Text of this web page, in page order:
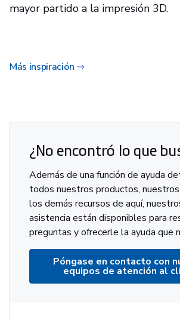
mayor partido a la impresión 3D.
Más inspiración
¿No encontró lo que
Además de una función de ayuda
todos nuestros productos,
los demás recursos de aquí,
asistencia están disponibles para
preguntas y ofrecerle la ayuda que
Póngase en contacto con
equipos de atención al